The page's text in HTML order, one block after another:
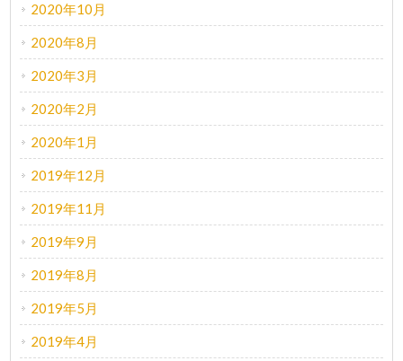
2020年10月
2020年8月
2020年3月
2020年2月
2020年1月
2019年12月
2019年11月
2019年9月
2019年8月
2019年5月
2019年4月